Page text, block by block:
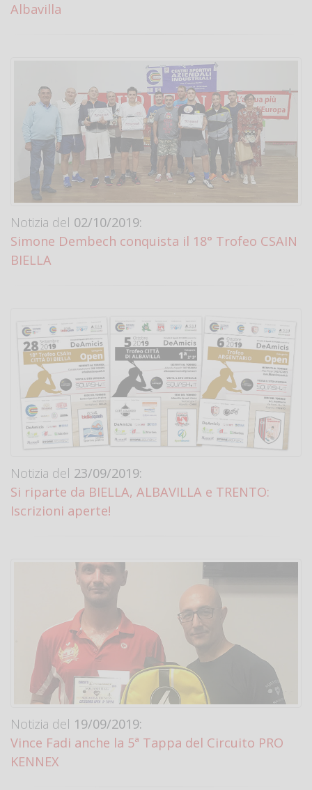
Albavilla
Notizia del 02/10/2019:
Simone Dembech conquista il 18° Trofeo CSAIN
BIELLA
Notizia del 23/09/2019:
Si riparte da BIELLA, ALBAVILLA e TRENTO:
Iscrizioni aperte!
Notizia del 19/09/2019:
Vince Fadi anche la 5ª Tappa del Circuito PRO
KENNEX